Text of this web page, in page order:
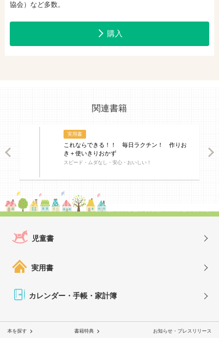
協会）など多数。
購入
関連書籍
実用書
これならできる！！ 毎日ラクチン！ 作りお
き＋使いきりおかず
スピード・ムダなし・安心・おいしい！
児童書
実用書
カレンダー・手帳・家計簿
本を探す 書籍特典 お知らせ・プレスリリース